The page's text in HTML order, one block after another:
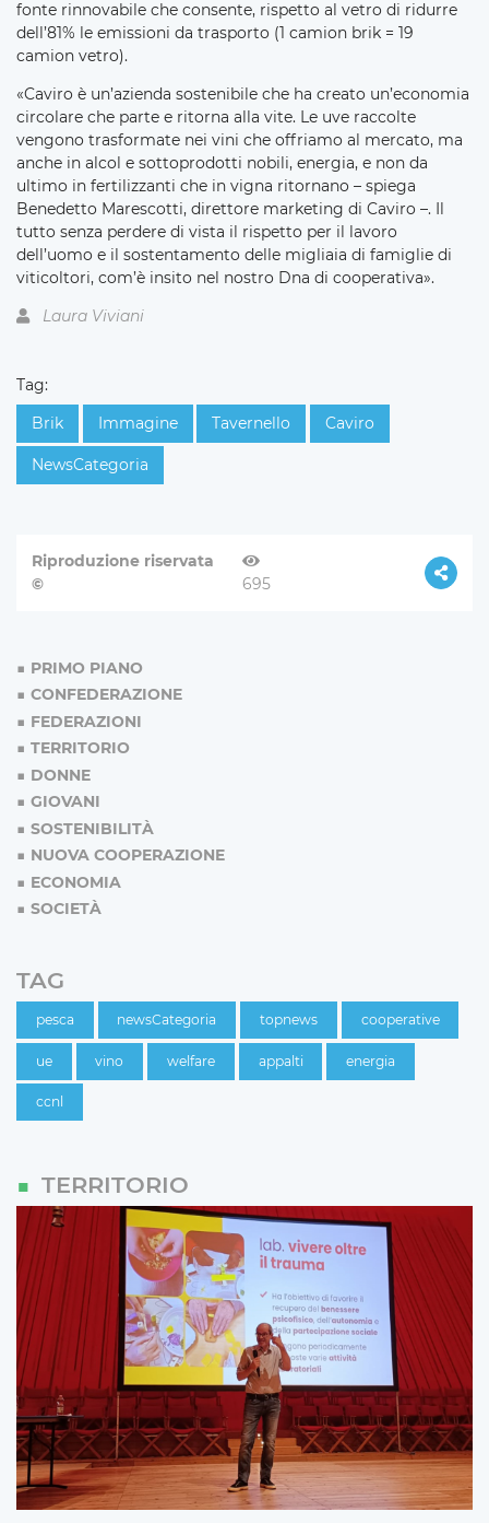
fonte rinnovabile che consente, rispetto al vetro di ridurre
dell’81% le emissioni da trasporto (1 camion brik = 19
camion vetro).
«Caviro è un’azienda sostenibile che ha creato un’economia
circolare che parte e ritorna alla vite. Le uve raccolte
vengono trasformate nei vini che offriamo al mercato, ma
anche in alcol e sottoprodotti nobili, energia, e non da
ultimo in fertilizzanti che in vigna ritornano – spiega
Benedetto Marescotti, direttore marketing di Caviro –. Il
tutto senza perdere di vista il rispetto per il lavoro
dell’uomo e il sostentamento delle migliaia di famiglie di
viticoltori, com’è insito nel nostro Dna di cooperativa».
Laura Viviani
Tag:
Brik
Immagine Tavernello Caviro
NewsCategoria
Riproduzione riservata
©
695
PRIMO PIANO
CONFEDERAZIONE
FEDERAZIONI
TERRITORIO
DONNE
GIOVANI
SOSTENIBILITÀ
NUOVA COOPERAZIONE
ECONOMIA
SOCIETÀ
TAG
pesca newsCategoria topnews cooperative
ue vino welfare appalti energia
ccnl
TERRITORIO